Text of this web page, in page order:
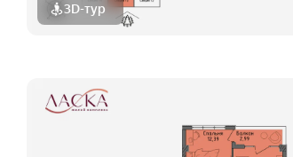
3D-тур